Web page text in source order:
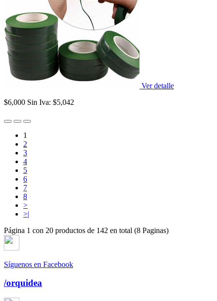
Ver detalle
$6,000 Sin Iva: $5,042
1
2
3
4
5
6
7
8
>
>|
Página 1 con 20 productos de 142 en total (8 Paginas)
Síguenos en Facebook
/orquidea